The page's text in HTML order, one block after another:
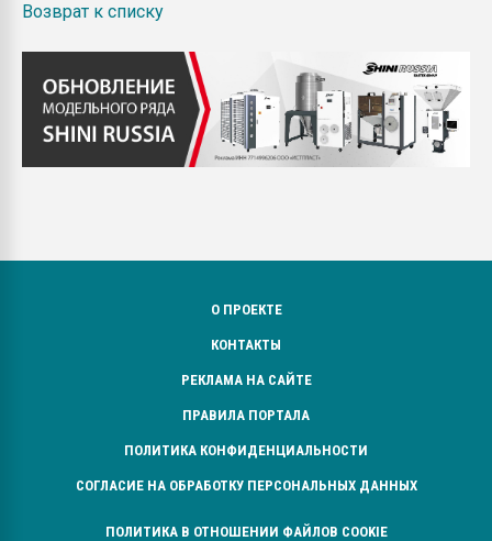
Возврат к списку
О ПРОЕКТЕ
КОНТАКТЫ
РЕКЛАМА НА САЙТЕ
ПРАВИЛА ПОРТАЛА
ПОЛИТИКА КОНФИДЕНЦИАЛЬНОСТИ
СОГЛАСИЕ НА ОБРАБОТКУ ПЕРСОНАЛЬНЫХ ДАННЫХ
ПОЛИТИКА В ОТНОШЕНИИ ФАЙЛОВ COOKIE